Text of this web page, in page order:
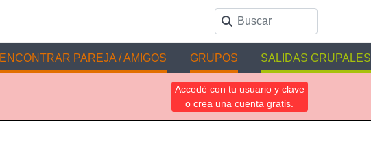
ENCONTRAR PAREJA / AMIGOS GRUPOS SALIDAS GRUPALES
Accedé con tu usuario y clave
o crea una cuenta gratis.